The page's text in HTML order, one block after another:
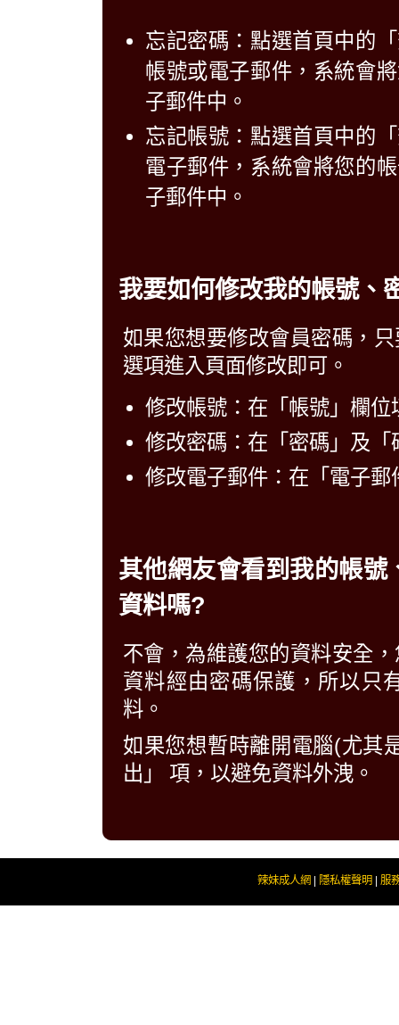
忘記密碼：點選首頁中的
帳號或電子郵件，系統會
子郵件中。
忘記帳號：點選首頁中的
電子郵件，系統會將您的
子郵件中。
我要如何修改我的帳號、
如果您想要修改會員密碼，
選項進入頁面修改即可。
修改帳號：在「帳號」欄
修改密碼：在「密碼」及
修改電子郵件：在「電子
其他網友會看到我的帳
資料嗎?
不會，為維護您的資料安全
資料經由密碼保護，所以只
料。
如果您想暫時離開電腦(尤其
出」 項，以避免資料外洩。
辣妹成人網 隱私權聲明 服